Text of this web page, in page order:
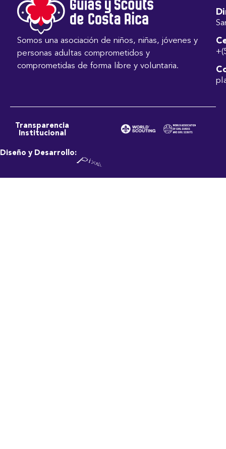
Somos una asociación de niños, niñas, jóvenes y
personas adultas comprometidos y
comprometidas de forma libre y voluntaria.
Transparencia
Institucional
Diseño y Desarrollo: